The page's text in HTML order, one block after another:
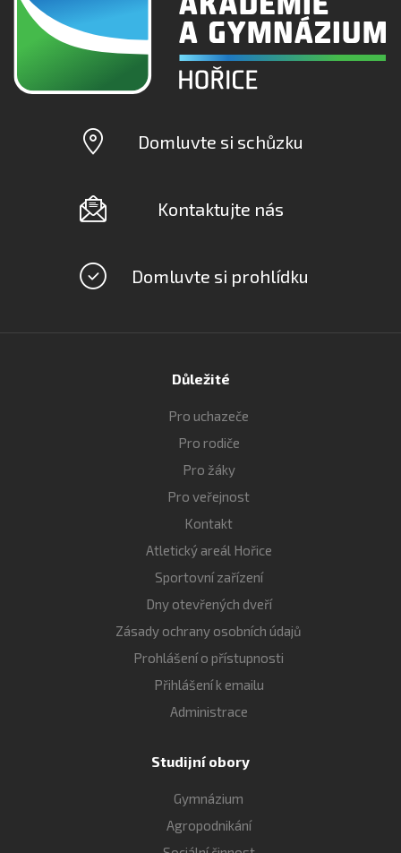
Domluvte si schůzku
Kontaktujte nás
Domluvte si prohlídku
Důležité
Pro uchazeče
Pro rodiče
Pro žáky
Pro veřejnost
Kontakt
Atletický areál Hořice
Sportovní zařízení
Dny otevřených dveří
Zásady ochrany osobních údajů
Prohlášení o přístupnosti
Přihlášení k emailu
Administrace
Studijní obory
Gymnázium
Agropodnikání